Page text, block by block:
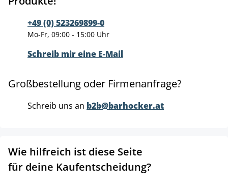
+49 (0) 523269899-0
Mo-Fr, 09:00 - 15:00 Uhr
Schreib mir eine E-Mail
Großbestellung oder Firmenanfrage?
Schreib uns an b2b@barhocker.at
Wie hilfreich ist diese Seite
für deine Kaufentscheidung?